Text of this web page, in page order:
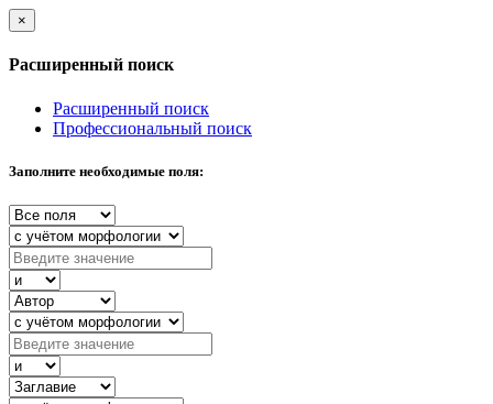
×
Расширенный поиск
Расширенный поиск
Профессиональный поиск
Заполните необходимые поля: